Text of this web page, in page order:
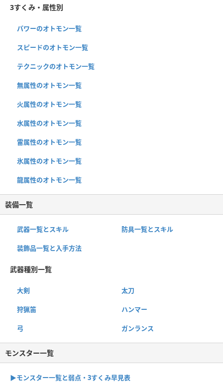
3すくみ・属性別
パワーのオトモン一覧
スピードのオトモン一覧
テクニックのオトモン一覧
無属性のオトモン一覧
火属性のオトモン一覧
水属性のオトモン一覧
雷属性のオトモン一覧
氷属性のオトモン一覧
龍属性のオトモン一覧
装備一覧
武器一覧とスキル 防具一覧とスキル
装飾品一覧と入手方法
武器種別一覧
大剣 太刀
狩猟笛 ハンマー
弓 ガンランス
モンスター一覧
▶︎モンスター一覧と弱点・3すくみ早見表